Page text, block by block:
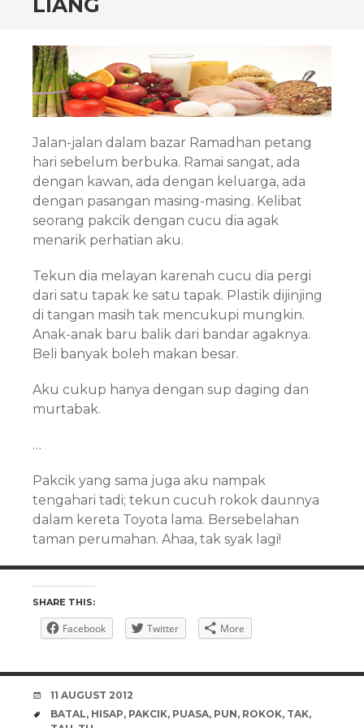
LIANG
Jalan-jalan dalam bazar Ramadhan petang
hari sebelum berbuka. Ramai sangat, ada
dengan kawan, ada dengan keluarga, ada
dengan pasangan masing-masing. Kelibat
seorang pakcik dengan cucu dia agak
menarik perhatian aku.
Tekun dia melayan karenah cucu dia pergi
dari satu tapak ke satu tapak. Plastik dijinjing
di tangan masih tak mencukupi mungkin.
Anak-anak baru balik dari bandar agaknya.
Beli banyak boleh makan besar.
Aku cukup hanya dengan sup daging dan
murtabak.
…
Pakcik yang sama juga aku nampak
tengahari tadi; tekun cucuh rokok daunnya
dalam kereta Toyota lama. Bersebelahan
taman perumahan. Ahaa, tak syak lagi!
SHARE THIS:
Facebook Twitter More
DATE
11 AUGUST 2012
TAGS
BATAL, HISAP, PAKCIK, PUASA, PUN, ROKOK, TAK,